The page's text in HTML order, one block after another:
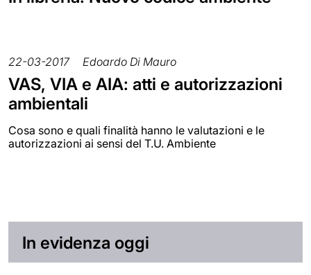
22-03-2017 Edoardo Di Mauro
VAS, VIA e AIA: atti e autorizzazioni
ambientali
Cosa sono e quali finalità hanno le valutazioni e le
autorizzazioni ai sensi del T.U. Ambiente
In evidenza oggi